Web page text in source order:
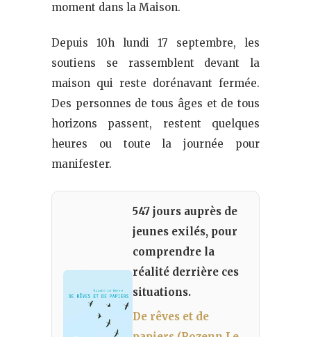
moment dans la Maison.
Depuis 10h lundi 17 septembre, les
soutiens se rassemblent devant la
maison qui reste dorénavant fermée.
Des personnes de tous âges et de tous
horizons passent, restent quelques
heures ou toute la journée pour
manifester.
547 jours auprès de
jeunes exilés, pour
comprendre la
réalité derrière ces
situations.
De rêves et de